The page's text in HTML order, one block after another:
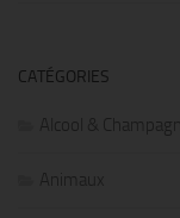
CATÉGORIES
Alcool &
Animaux